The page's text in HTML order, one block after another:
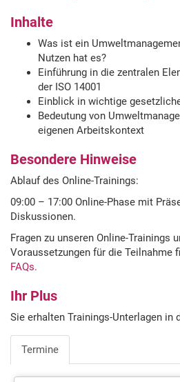
Inhalte
Was ist ein
Nutzen hat es?
Einführung in die zentralen
der ISO 14001
Einblick in wichtige
Bedeutung von
eigenen Arbeitskontext
Besondere Hinweise
Ablauf des Online-Trainings:
09:00 – 17:00 Online-Phase mit
Diskussionen.
Fragen zu unseren Online-Trainings
Voraussetzungen für die Teilnahme
FAQs.
Ihr Plus
Sie erhalten Trainings-Unterlagen in
Termine